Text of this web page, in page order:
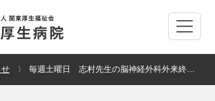
せ 毎週土曜日 志村先生の脳神経外科外来終了のお知らせ